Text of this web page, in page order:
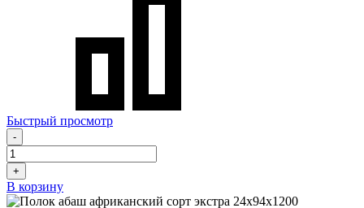
Быстрый просмотр
-
+
В корзину